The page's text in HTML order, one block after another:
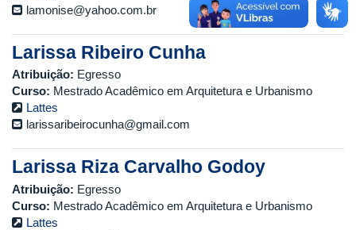
lamonise@yahoo.com.br
Larissa Ribeiro Cunha
Atribuição: Egresso
Curso: Mestrado Acadêmico em Arquitetura e Urbanismo
Lattes
larissaribeirocunha@gmail.com
Larissa Riza Carvalho Godoy
Atribuição: Egresso
Curso: Mestrado Acadêmico em Arquitetura e Urbanismo
Lattes